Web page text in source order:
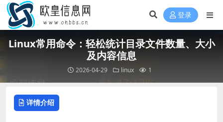
登录
Linux常用命令：轻松统计目录文件数量、大小
及内容信息
2026-04-29 linux 1
详情介绍